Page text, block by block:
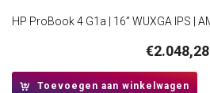
€2.048,28
Toevoegen aan winkelwagen